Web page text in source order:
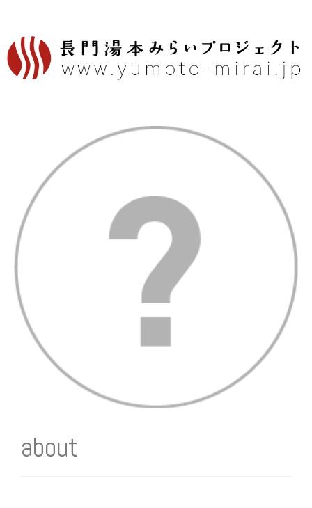
容
を
about